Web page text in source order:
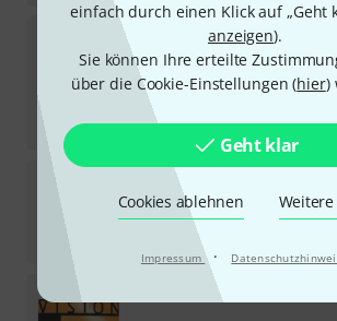
einfach durch einen Klick auf „Geht
anzeigen).
Sie können Ihre erteilte
über die Cookie-Einstellungen (hier)
Geht klar
Cookies ablehnen Weitere
Impressum ·
131ST Dominant A
3
Sofort lieferbar
12,90 €
UVP:18 €
-28%
Thomastik
3
Sofort lieferbar
VI02 Vision A Violin 1/